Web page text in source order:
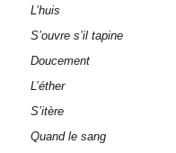
L’huis
S’ouvre s’il tapine
Doucement
L’éther
S’itère
Quand le sang